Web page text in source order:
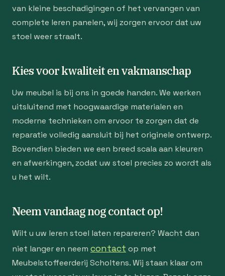
van kleine beschadigingen of het vervangen van
complete leren panelen, wij zorgen ervoor dat uw
stoel weer straalt.
Kies voor kwaliteit en vakmanschap
Uw meubel is bij ons in goede handen. We werken
uitsluitend met hoogwaardige materialen en
moderne technieken om ervoor te zorgen dat de
reparatie volledig aansluit bij het originele ontwerp.
Bovendien bieden we een breed scala aan kleuren
en afwerkingen, zodat uw stoel precies zo wordt als
u het wilt.
Neem vandaag nog contact op!
Wilt u uw leren stoel laten repareren? Wacht dan
niet langer en neem contact op met
Meubelstoffeerderij Scholtens. Wij staan klaar om